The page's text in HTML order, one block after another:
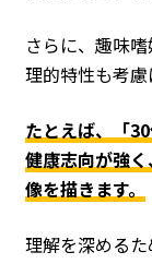
さらに、趣味
理的特性も考慮
たとえば、「
健康志向が強
像を描きます。
理解を深める